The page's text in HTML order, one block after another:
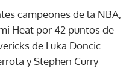
campeones de la NBA,
Heat por 42 puntos de
de Luka Doncic
y Stephen Curry